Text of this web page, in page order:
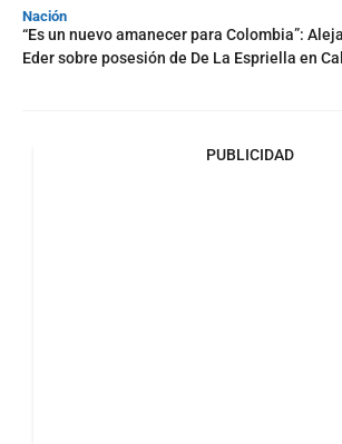
Nación
“Es un nuevo amanecer para Colombia”:
Eder sobre posesión de De La Espriella en
PUBLICIDAD